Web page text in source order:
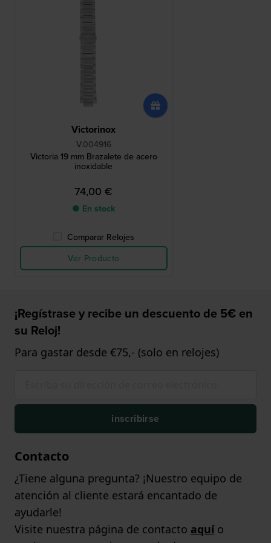
Victorinox
V.004916
Victoria 19 mm Brazalete de acero
inoxidable
74,00 €
● En stock
Comparar Relojes
Ver Producto
¡Regístrase y recibe un descuento de 5€ en
su Reloj!
Para gastar desde €75,- (solo en relojes)
inscribirse
Contacto
¿Tiene alguna pregunta? ¡Nuestro equipo de
atención al cliente estará encantado de
ayudarle!
Visite nuestra página de contacto aquío